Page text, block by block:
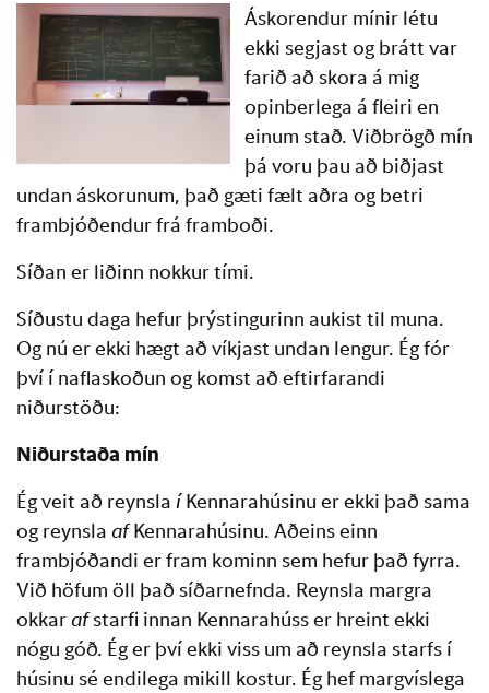
Áskorendur mínir létu
ekki segjast og brátt var
farið að skora á mig
opinberlega á fleiri en
einum stað. Viðbrögð mín
þá voru þau að biðjast
undan áskorunum, það gæti fælt aðra og betri
frambjóðendur frá framboði.
Síðan er liðinn nokkur tími.
Síðustu daga hefur þrýstingurinn aukist til muna.
Og nú er ekki hægt að víkjast undan lengur. Ég fór
því í naflaskoðun og komst að eftirfarandi
niðurstöðu:
Niðurstaða mín
Ég veit að reynsla íKennarahúsinu er ekki það sama
og reynsla afKennarahúsinu. Aðeins einn
frambjóðandi er fram kominn sem hefur það fyrra.
Við höfum öll það síðarnefnda. Reynsla margra
okkarafstarfi innan Kennarahúss er hreint ekki
nógu góð. Ég er því ekki viss um að reynsla starfs í
húsinu sé endilega mikill kostur. Ég hef margvíslega